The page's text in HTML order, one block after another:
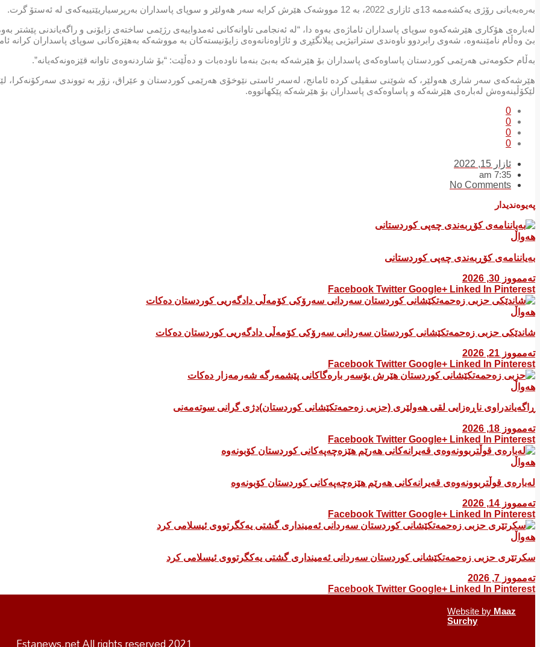
بەرەبەیانی رۆژی یەکشەممە 13ی ئازاری 2022، بە 12 مووشەک هێرش کرایە سەر هەولێر و سوپای پاسداران بەرپرسیاریێتییەکەی لە ئەستۆ گرت.
لەبارەی هۆکاری هێرشەکەوە سوپای پاسداران ئاماژەی بەوە دا، “لە ئەنجامی تاوانەکانی ئەمدواییەی رژێمی ساختەی زایۆنی و راگەیاندنی پێشتر
بێ وەڵام نامێننەوە، شەوی رابردوو ناوەندی ستراتیژیی پیلانگێڕی و ئاژاوەنانەوەی زایۆنیستەکان بە مووشەکە بەهێزەکانی سوپای پاسداران کرانە
بەڵام حکومەتی هەرێمی کوردستان پاساوەکەی پاسداران بۆ هێرشەکە بەبێ بنەما ناودەبات و دەڵێت: “بۆ شاردنەوەی تاوانە قێزەونەکەیانە”.
هێرشەکەی سەر شاری هەولێر، کە شوێنی سڤیلی کردە ئامانج، لەسەر ئاستی نێوخۆی هەرێمی کوردستان و عێراق، زۆر بە تووندی سەرکۆنەکرا،
لێکۆڵینەوەش لەبارەی هێرشەکە و پاساوەکەی پاسداران بۆ هێرشەکە پێکهاتووە.
0
0
0
0
ئازار 15, 2022
7:35 am
No Comments
پەیوەندیدار
هەواڵ
بەیاننامەی کۆڕبەندی چەپی کوردستانی
تەممووز 30, 2026
Facebook Twitter Google+ Linked In Pinterest
هەواڵ
شاندێکی حزبی زەحمەتکێشانی کوردستان سەردانی سەرۆکی کۆمەڵی دادگەریی کوردستان دەکات
تەممووز 21, 2026
Facebook Twitter Google+ Linked In Pinterest
هەواڵ
ڕاگەیاندراوی ناڕەزایی لقی هەولێری (حزبی زەحمەتکێشانی کوردستان)دژی گرانی سوتەمەنی
تەممووز 18, 2026
Facebook Twitter Google+ Linked In Pinterest
هەواڵ
لەبارەی قوڵتربوونەوەی قەیرانەكانی هەرێم هێزەچەپەكانی كوردستان كۆبونەوە
تەممووز 14, 2026
Facebook Twitter Google+ Linked In Pinterest
هەواڵ
سکرتێری حزبی زەحمەتکێشانی کوردستان سەردانی ئەمینداری گشتی یەکگرتووی ئیسلامی کرد
تەممووز 7, 2026
Facebook Twitter Google+ Linked In Pinterest
Website by Maaz
Surchy